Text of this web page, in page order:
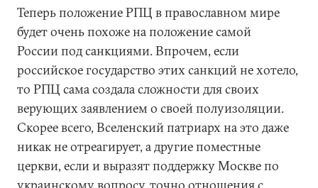
Теперь положение РПЦ в православном мире
будет очень похоже на положение самой
России под санкциями. Впрочем, если
российское государство этих санкций не хотело,
то РПЦ сама создала сложности для своих
верующих заявлением о своей полуизоляции.
Скорее всего, Вселенский патриарх на это даже
никак не отреагирует, а другие поместные
церкви, если и выразят поддержку Москве по